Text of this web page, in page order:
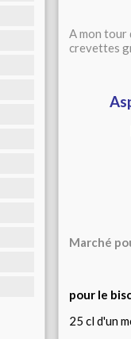
A mon tour
crevettes
Marché
pour le
25 cl d'un